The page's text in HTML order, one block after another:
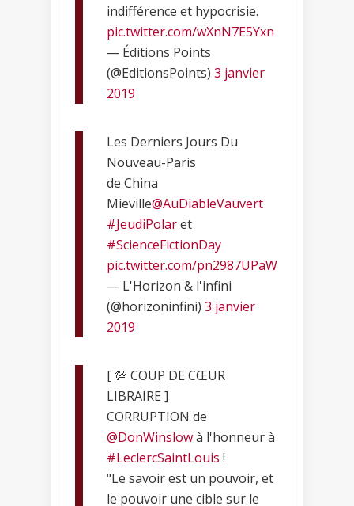
indifférence et hypocrisie.
pic.twitter.com/wXnN7E5Yxn
— Éditions Points
(@EditionsPoints) 3 janvier
2019
Les Derniers Jours Du
Nouveau-Paris
de China
Mieville@AuDiableVauvert
#JeudiPolaret
#ScienceFictionDay
pic.twitter.com/pn2987UPaW
— L'Horizon & l'infini
(@horizoninfini) 3 janvier
2019
[ 💯 COUP DE CŒUR
LIBRAIRE ]
CORRUPTION de
@DonWinslowà l'honneur à
#LeclercSaintLouis !
"Le savoir est un pouvoir, et
le pouvoir une cible sur le